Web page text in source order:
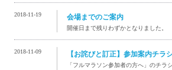
2018-11-19 会場までのご案内
開催日まで残りわずかとなりました。
2018-11-09 【お詫びと訂正】参加案内チラ
「フルマラソン参加者の方へ」のチラ